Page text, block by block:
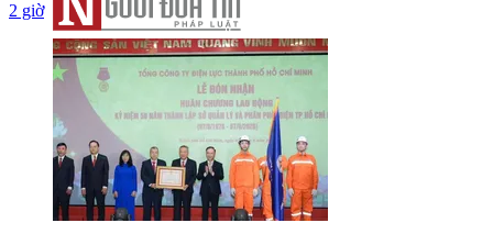
2 giờ